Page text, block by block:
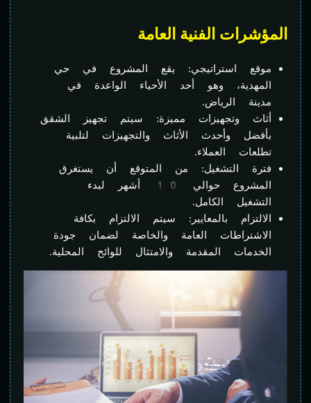
المؤشرات الفنية العامة
موقع استراتيجي: يقع المشروع في حي
المهدية، وهو أحد الأحياء الواعدة في
مدينة الرياض.
أثاث وتجهيزات مميزة: سيتم تجهيز الشقق
بأفضل وأحدث الأثاث والتجهيزات لتلبية
تطلعات العملاء.
فترة التشغيل: من المتوقع أن يستغرق
المشروع حوالي 10 أشهر لبدء
التشغيل الكامل.
الالتزام بالمعايير: سيتم الالتزام بكافة
الاشتراطات العامة والخاصة لضمان جودة
الخدمات المقدمة والامتثال للوائح المحلية.